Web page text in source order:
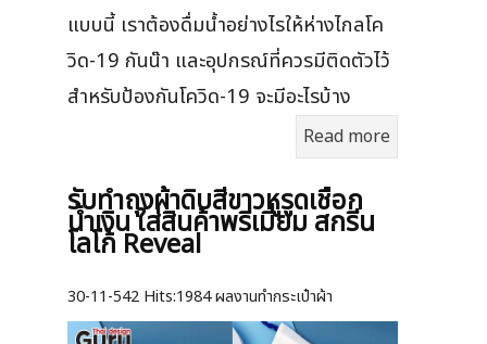
แบบนี้ เราต้องดื่มน้ำอย่างไรให้ห่างไกลโค
วิด-19 กันน๊า และอุปกรณ์ที่ควรมีติดตัวไว้
สำหรับป้องกันโควิด-19 จะมีอะไรบ้าง
Read more
รับทำถุงผ้าดิบสีขาวหูรูดเชือก
น้ำเงิน ใส่สินค้าพรีเมี่ยม สกรีน
โลโก้ Reveal
30-11-542 Hits:1984 ผลงานทำกระเป๋าผ้า